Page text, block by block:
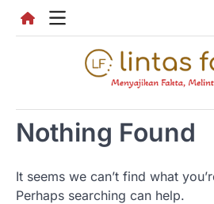
Nothing Found
It seems we can’t find what
Perhaps searching can help.